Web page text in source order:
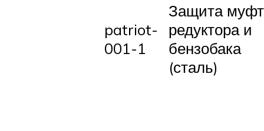
patriot-
001-1
Защита
редуктора и
бензобака
(сталь)